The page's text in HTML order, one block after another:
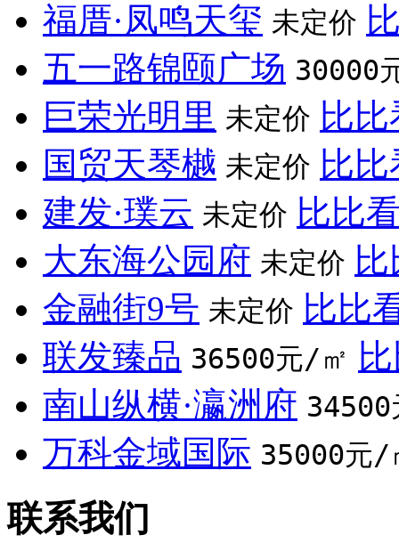
福厝·凤鸣天玺 未定价
五一路锦颐广场 30000
巨荣光明里 未定价 比比
国贸天琴樾 未定价 比比
建发·璞云 未定价 比比
大东海公园府 未定价
金融街9号 未定价 比比
联发臻品 36500元/㎡
南山纵横·瀛洲府
万科金域国际 35000元/
联系我们